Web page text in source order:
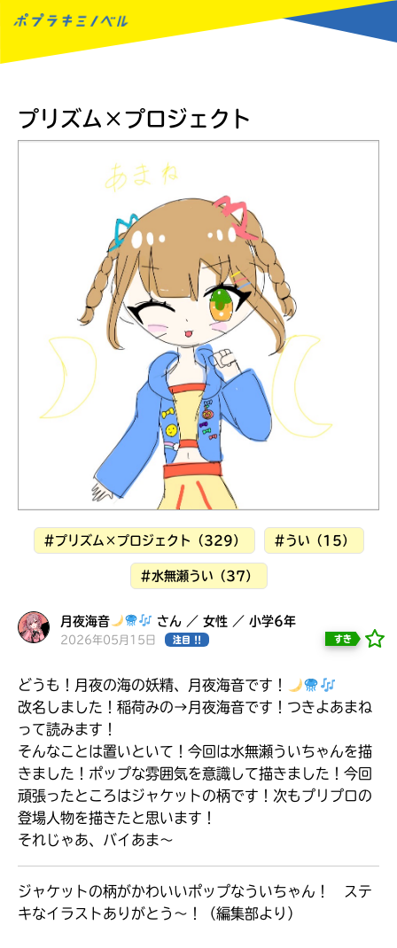
読みたい本が
見つかる
みんなとおしゃべり
プリズム×プロジェクト
#プリズム×プロジェクト（329） #うい（15）
#水無瀬うい（37）
月夜海音 さん ／ 女性 ／ 小学6年
2026年05月15日 注目 !! すき
どうも！月夜の海の妖精、月夜海音です！
改名しました！稲荷みの→月夜海音です！つきよあまね
って読みます！
そんなことは置いといて！今回は水無瀬ういちゃんを描
きました！ポップな雰囲気を意識して描きました！今回
頑張ったところはジャケットの柄です！次もプリプロの
登場人物を描きたと思います！
それじゃあ、バイあま〜
ジャケットの柄がかわいいポップなういちゃん！ ステ
キなイラストありがとう～！（編集部より）